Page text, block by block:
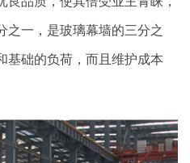
之一，是玻璃幕墙的三分之
基础的负荷，而且维护成本